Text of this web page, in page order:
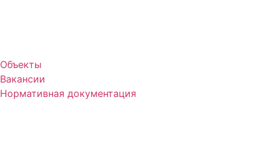
Объекты
Вакансии
Нормативная документация